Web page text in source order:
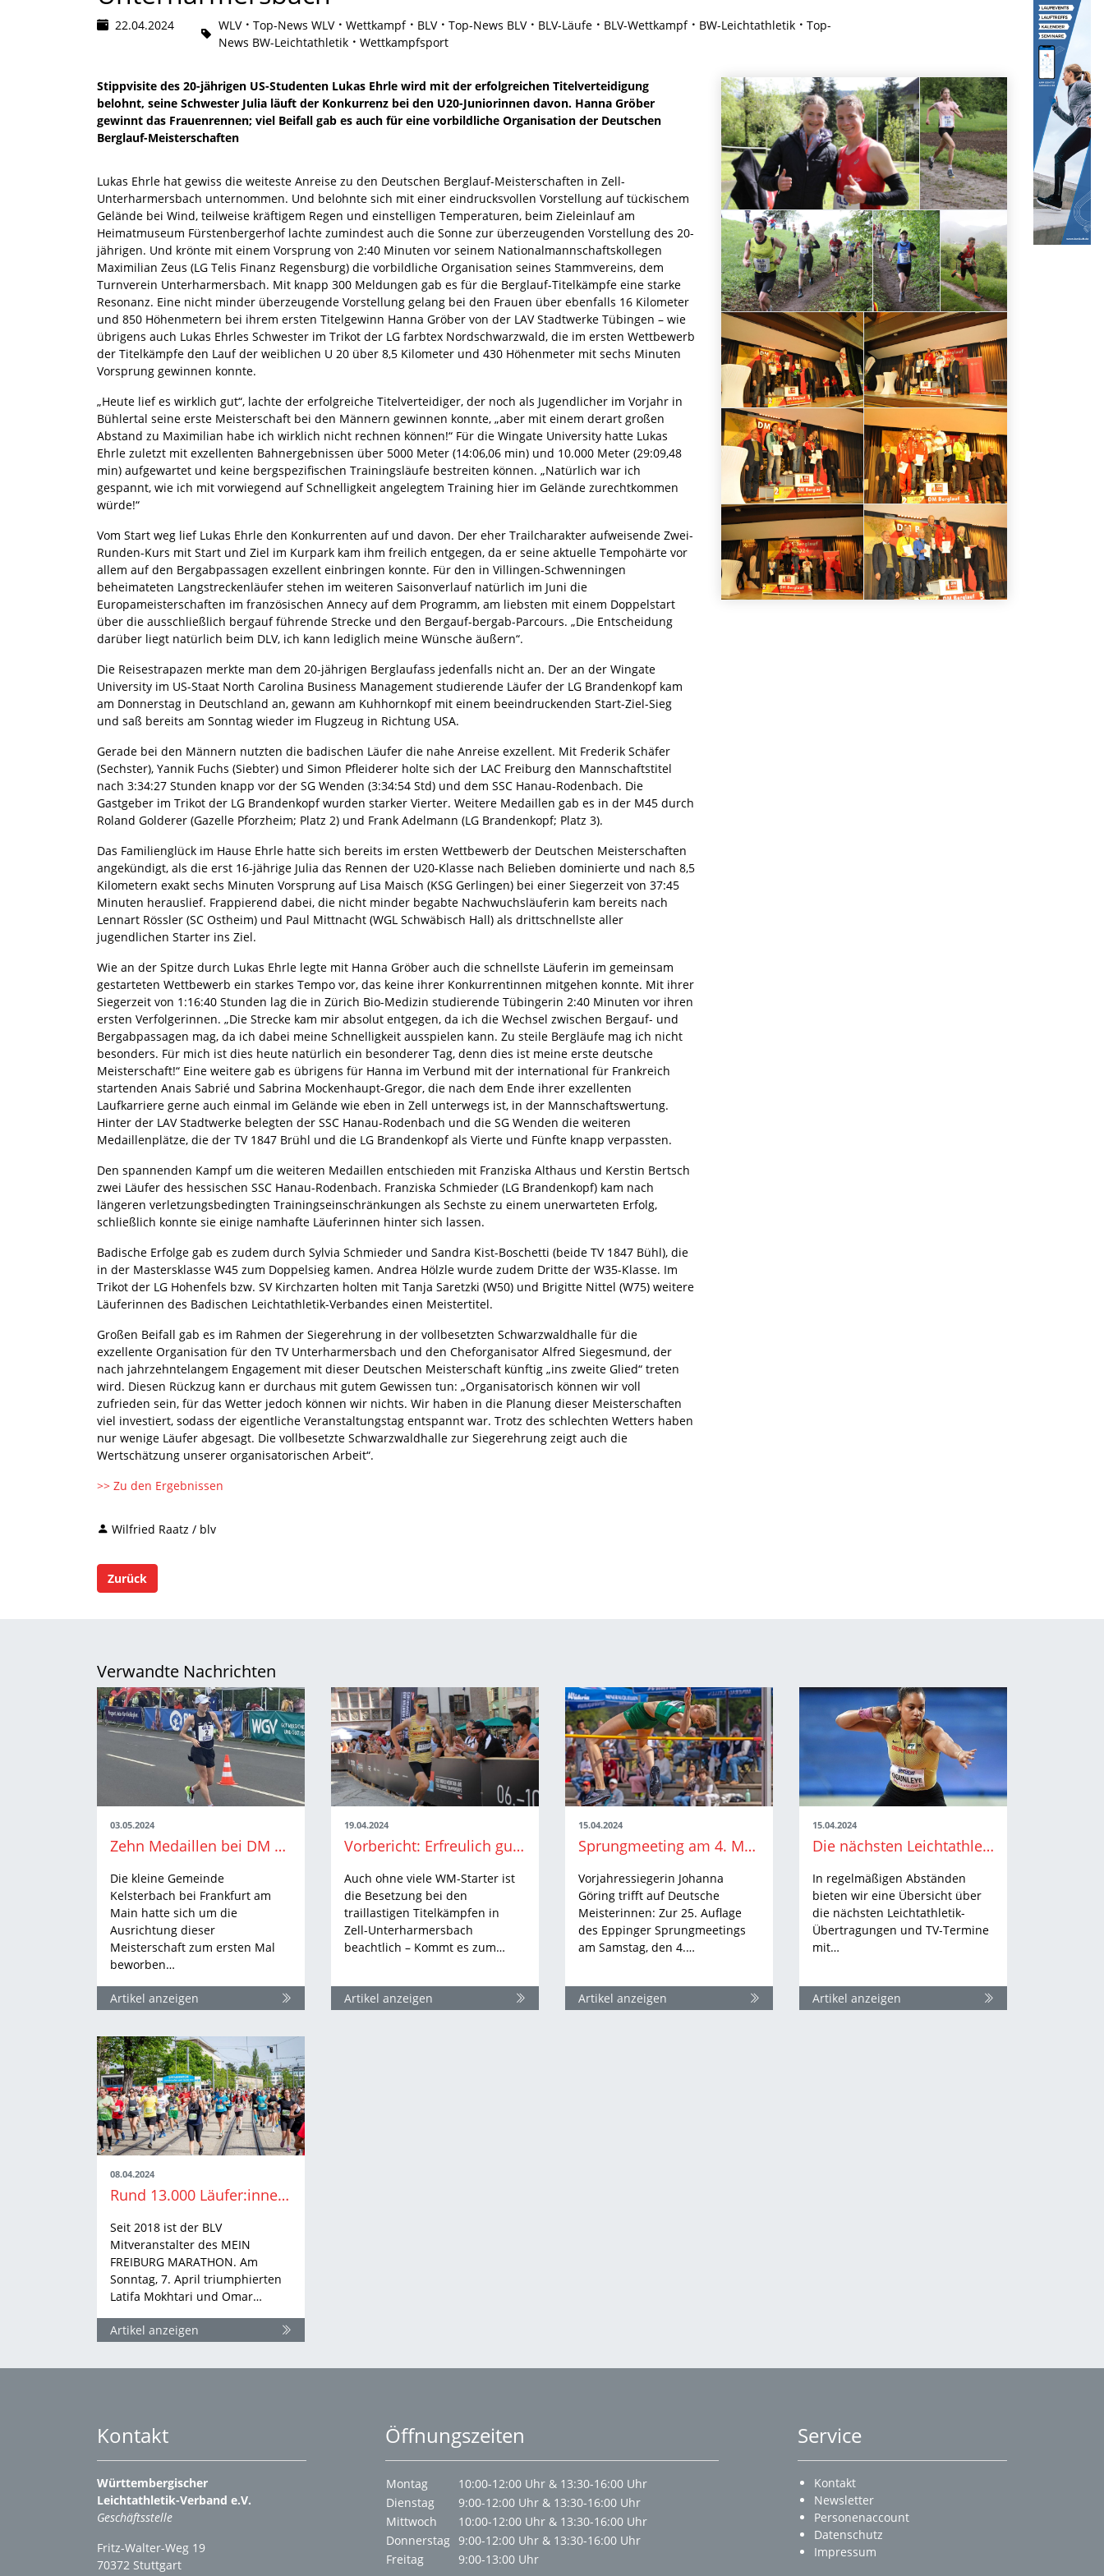
22.04.2024 WLV Top-News WLV Wettkampf BLV Top-News BLV BLV-Läufe BLV-Wettkampf BW-Leichtathletik
Top-
News BW-Leichtathletik
Wettkampfsport
Stippvisite des 20-jährigen US-Studenten Lukas Ehrle wird mit der erfolgreichen Titelverteidigung
belohnt, seine Schwester Julia läuft der Konkurrenz bei den U20-Juniorinnen davon. Hanna Gröber
gewinnt das Frauenrennen; viel Beifall gab es auch für eine vorbildliche Organisation der Deutschen
Berglauf-Meisterschaften
Lukas Ehrle hat gewiss die weiteste Anreise zu den Deutschen Berglauf-Meisterschaften in Zell-
Unterharmersbach unternommen. Und belohnte sich mit einer eindrucksvollen Vorstellung auf tückischem
Gelände bei Wind, teilweise kräftigem Regen und einstelligen Temperaturen, beim Zieleinlauf am
Heimatmuseum Fürstenbergerhof lachte zumindest auch die Sonne zur überzeugenden Vorstellung des 20-
jährigen. Und krönte mit einem Vorsprung von 2:40 Minuten vor seinem Nationalmannschaftskollegen
Maximilian Zeus (LG Telis Finanz Regensburg) die vorbildliche Organisation seines Stammvereins, dem
Turnverein Unterharmersbach. Mit knapp 300 Meldungen gab es für die Berglauf-Titelkämpfe eine starke
Resonanz. Eine nicht minder überzeugende Vorstellung gelang bei den Frauen über ebenfalls 16 Kilometer
und 850 Höhenmetern bei ihrem ersten Titelgewinn Hanna Gröber von der LAV Stadtwerke Tübingen – wie
übrigens auch Lukas Ehrles Schwester im Trikot der LG farbtex Nordschwarzwald, die im ersten Wettbewerb
der Titelkämpfe den Lauf der weiblichen U 20 über 8,5 Kilometer und 430 Höhenmeter mit sechs Minuten
Vorsprung gewinnen konnte.
„Heute lief es wirklich gut“, lachte der erfolgreiche Titelverteidiger, der noch als Jugendlicher im Vorjahr in
Bühlertal seine erste Meisterschaft bei den Männern gewinnen konnte, „aber mit einem derart großen
Abstand zu Maximilian habe ich wirklich nicht rechnen können!“ Für die Wingate University hatte Lukas
Ehrle zuletzt mit exzellenten Bahnergebnissen über 5000 Meter (14:06,06 min) und 10.000 Meter (29:09,48
min) aufgewartet und keine bergspezifischen Trainingsläufe bestreiten können. „Natürlich war ich
gespannt, wie ich mit vorwiegend auf Schnelligkeit angelegtem Training hier im Gelände zurechtkommen
würde!“
Vom Start weg lief Lukas Ehrle den Konkurrenten auf und davon. Der eher Trailcharakter aufweisende Zwei-
Runden-Kurs mit Start und Ziel im Kurpark kam ihm freilich entgegen, da er seine aktuelle Tempohärte vor
allem auf den Bergabpassagen exzellent einbringen konnte. Für den in Villingen-Schwenningen
beheimateten Langstreckenläufer stehen im weiteren Saisonverlauf natürlich im Juni die
Europameisterschaften im französischen Annecy auf dem Programm, am liebsten mit einem Doppelstart
über die ausschließlich bergauf führende Strecke und den Bergauf-bergab-Parcours. „Die Entscheidung
darüber liegt natürlich beim DLV, ich kann lediglich meine Wünsche äußern“.
Die Reisestrapazen merkte man dem 20-jährigen Berglaufass jedenfalls nicht an. Der an der Wingate
University im US-Staat North Carolina Business Management studierende Läufer der LG Brandenkopf kam
am Donnerstag in Deutschland an, gewann am Kuhhornkopf mit einem beeindruckenden Start-Ziel-Sieg
und saß bereits am Sonntag wieder im Flugzeug in Richtung USA.
Gerade bei den Männern nutzten die badischen Läufer die nahe Anreise exzellent. Mit Frederik Schäfer
(Sechster), Yannik Fuchs (Siebter) und Simon Pfleiderer holte sich der LAC Freiburg den Mannschaftstitel
nach 3:34:27 Stunden knapp vor der SG Wenden (3:34:54 Std) und dem SSC Hanau-Rodenbach. Die
Gastgeber im Trikot der LG Brandenkopf wurden starker Vierter. Weitere Medaillen gab es in der M45 durch
Roland Golderer (Gazelle Pforzheim; Platz 2) und Frank Adelmann (LG Brandenkopf; Platz 3).
Das Familienglück im Hause Ehrle hatte sich bereits im ersten Wettbewerb der Deutschen Meisterschaften
angekündigt, als die erst 16-jährige Julia das Rennen der U20-Klasse nach Belieben dominierte und nach 8,5
Kilometern exakt sechs Minuten Vorsprung auf Lisa Maisch (KSG Gerlingen) bei einer Siegerzeit von 37:45
Minuten herauslief. Frappierend dabei, die nicht minder begabte Nachwuchsläuferin kam bereits nach
Lennart Rössler (SC Ostheim) und Paul Mittnacht (WGL Schwäbisch Hall) als drittschnellste aller
jugendlichen Starter ins Ziel.
Wie an der Spitze durch Lukas Ehrle legte mit Hanna Gröber auch die schnellste Läuferin im gemeinsam
gestarteten Wettbewerb ein starkes Tempo vor, das keine ihrer Konkurrentinnen mitgehen konnte. Mit ihrer
Siegerzeit von 1:16:40 Stunden lag die in Zürich Bio-Medizin studierende Tübingerin 2:40 Minuten vor ihren
ersten Verfolgerinnen. „Die Strecke kam mir absolut entgegen, da ich die Wechsel zwischen Bergauf- und
Bergabpassagen mag, da ich dabei meine Schnelligkeit ausspielen kann. Zu steile Bergläufe mag ich nicht
besonders. Für mich ist dies heute natürlich ein besonderer Tag, denn dies ist meine erste deutsche
Meisterschaft!“ Eine weitere gab es übrigens für Hanna im Verbund mit der international für Frankreich
startenden Anais Sabrié und Sabrina Mockenhaupt-Gregor, die nach dem Ende ihrer exzellenten
Laufkarriere gerne auch einmal im Gelände wie eben in Zell unterwegs ist, in der Mannschaftswertung.
Hinter der LAV Stadtwerke belegten der SSC Hanau-Rodenbach und die SG Wenden die weiteren
Medaillenplätze, die der TV 1847 Brühl und die LG Brandenkopf als Vierte und Fünfte knapp verpassten.
Den spannenden Kampf um die weiteren Medaillen entschieden mit Franziska Althaus und Kerstin Bertsch
zwei Läufer des hessischen SSC Hanau-Rodenbach. Franziska Schmieder (LG Brandenkopf) kam nach
längeren verletzungsbedingten Trainingseinschränkungen als Sechste zu einem unerwarteten Erfolg,
schließlich konnte sie einige namhafte Läuferinnen hinter sich lassen.
Badische Erfolge gab es zudem durch Sylvia Schmieder und Sandra Kist-Boschetti (beide TV 1847 Bühl), die
in der Mastersklasse W45 zum Doppelsieg kamen. Andrea Hölzle wurde zudem Dritte der W35-Klasse. Im
Trikot der LG Hohenfels bzw. SV Kirchzarten holten mit Tanja Saretzki (W50) und Brigitte Nittel (W75) weitere
Läuferinnen des Badischen Leichtathletik-Verbandes einen Meistertitel.
Großen Beifall gab es im Rahmen der Siegerehrung in der vollbesetzten Schwarzwaldhalle für die
exzellente Organisation für den TV Unterharmersbach und den Cheforganisator Alfred Siegesmund, der
nach jahrzehntelangem Engagement mit dieser Deutschen Meisterschaft künftig „ins zweite Glied“ treten
wird. Diesen Rückzug kann er durchaus mit gutem Gewissen tun: „Organisatorisch können wir voll
zufrieden sein, für das Wetter jedoch können wir nichts. Wir haben in die Planung dieser Meisterschaften
viel investiert, sodass der eigentliche Veranstaltungstag entspannt war. Trotz des schlechten Wetters haben
nur wenige Läufer abgesagt. Die vollbesetzte Schwarzwaldhalle zur Siegerehrung zeigt auch die
Wertschätzung unserer organisatorischen Arbeit“.
>> Zu den Ergebnissen
Wilfried Raatz / blv
Zurück
Verwandte Nachrichten
03.05.2024
Zehn Medaillen bei DM Gehen am 28. April 2024 in Kelsterbach
Die kleine Gemeinde
Kelsterbach bei Frankfurt am
Main hatte sich um die
Ausrichtung dieser
Meisterschaft zum ersten Mal
beworben…
Artikel anzeigen
19.04.2024
Vorbericht: Erfreulich gute Resonanz bei den deutschen Berglauf-Meisterschaften
Auch ohne viele WM-Starter ist
die Besetzung bei den
traillastigen Titelkämpfen in
Zell-Unterharmersbach
beachtlich – Kommt es zum…
Artikel anzeigen
15.04.2024
Sprungmeeting am 4. Mai mit Top-Athletinnen
Vorjahressiegerin Johanna
Göring trifft auf Deutsche
Meisterinnen: Zur 25. Auflage
des Eppinger Sprungmeetings
am Samstag, den 4.…
Artikel anzeigen
15.04.2024
Die nächsten Leichtathletik-Termine im Netz und im TV
In regelmäßigen Abständen
bieten wir eine Übersicht über
die nächsten Leichtathletik-
Übertragungen und TV-Termine
mit…
Artikel anzeigen
08.04.2024
Rund 13.000 Läufer:innen aus 90 Nationen beim MEIN FREIBURG MARATHON 2024
Seit 2018 ist der BLV
Mitveranstalter des MEIN
FREIBURG MARATHON. Am
Sonntag, 7. April triumphierten
Latifa Mokhtari und Omar…
Artikel anzeigen
Kontakt
Württembergischer
Leichtathletik-Verband e.V.
Geschäftsstelle
Fritz-Walter-Weg 19
70372 Stuttgart
Öffnungszeiten
Montag
10:00-12:00 Uhr & 13:30-16:00 Uhr
Dienstag
9:00-12:00 Uhr & 13:30-16:00 Uhr
Mittwoch
10:00-12:00 Uhr & 13:30-16:00 Uhr
Donnerstag 9:00-12:00 Uhr & 13:30-16:00 Uhr
Freitag
9:00-13:00 Uhr
Service
Kontakt
Newsletter
Personenaccount
Datenschutz
Impressum